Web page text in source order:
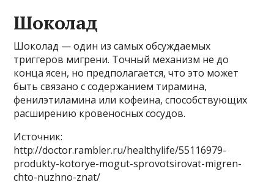
Шоколад
Шоколад — один из самых обсуждаемых
триггеров мигрени. Точный механизм не до
конца ясен, но предполагается, что это может
быть связано с содержанием тирамина,
фенилэтиламина или кофеина, способствующих
расширению кровеносных сосудов.
Источник:
http://doctor.rambler.ru/healthylife/55116979-
produkty-kotorye-mogut-sprovotsirovat-migren-
chto-nuzhno-znat/